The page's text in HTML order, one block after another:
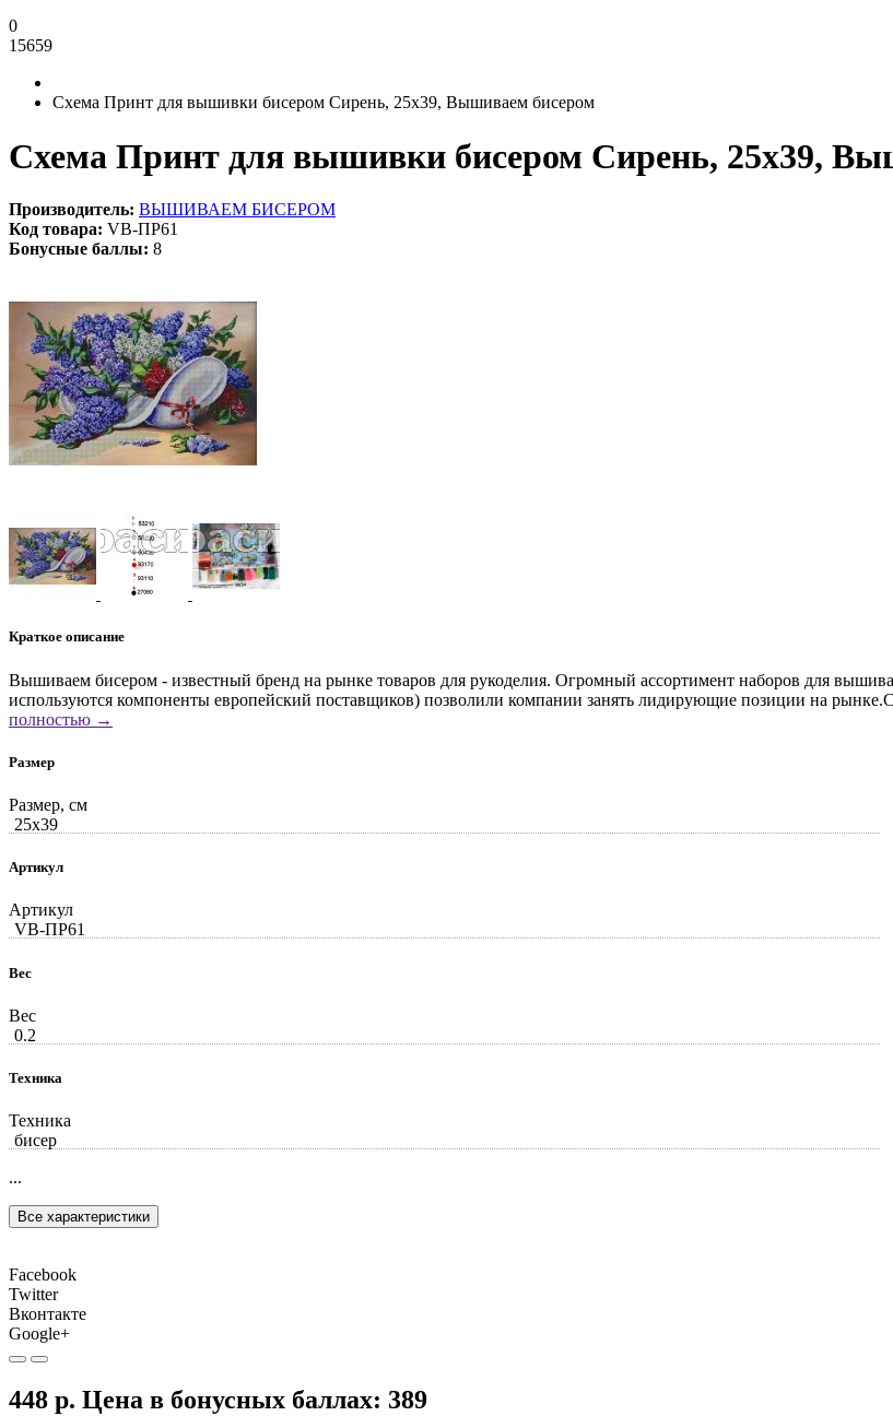
0
15659
Схема Принт для вышивки бисером Сирень, 25x39, Вышиваем бисером
Схема Принт для вышивки бисером Сирень, 25x39,
Производитель: ВЫШИВАЕМ БИСЕРОМ
Код товара: VB-ПР61
Бонусные баллы: 8
Краткое описание
Вышиваем бисером - известный бренд на рынке товаров для рукоделия. Огромный ассортимент наборов для
используются компоненты европейский поставщиков) позволили компании занять лидирующие позиции на
полностью →
Размер
Размер, см
25x39
Артикул
Артикул
VB-ПР61
Вес
Вес
0.2
Техника
Техника
бисер
...
Все характеристики
Facebook
Twitter
Вконтакте
Google+
448 р. Цена в бонусных баллах: 389